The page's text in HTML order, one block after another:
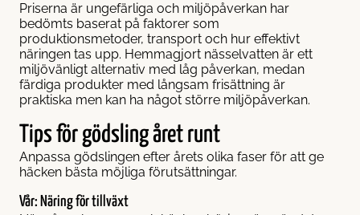
Priserna är ungefärliga och miljöpåverkan har
bedömts baserat på faktorer som
produktionsmetoder, transport och hur effektivt
näringen tas upp. Hemmagjort nässelvatten är ett
miljövänligt alternativ med låg påverkan, medan
färdiga produkter med långsam frisättning är
praktiska men kan ha något större miljöpåverkan.
Tips för gödsling året runt
Anpassa gödslingen efter årets olika faser för att ge
häcken bästa möjliga förutsättningar.
Vår: Näring för tillväxt